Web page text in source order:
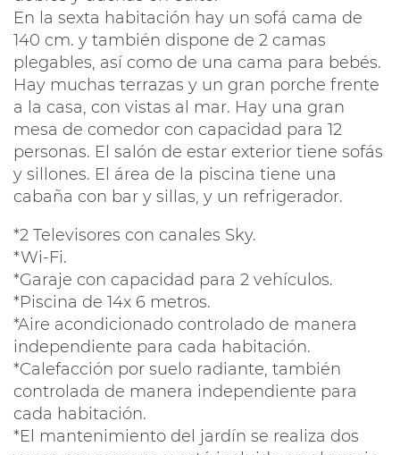
En la sexta habitación hay un sofá cama de
140 cm. y también dispone de 2 camas
plegables, así como de una cama para bebés.
Hay muchas terrazas y un gran porche frente
a la casa, con vistas al mar. Hay una gran
mesa de comedor con capacidad para 12
personas. El salón de estar exterior tiene sofás
y sillones. El área de la piscina tiene una
cabaña con bar y sillas, y un refrigerador.
*2 Televisores con canales Sky.
*Wi-Fi.
*Garaje con capacidad para 2 vehículos.
*Piscina de 14x 6 metros.
*Aire acondicionado controlado de manera
independiente para cada habitación.
*Calefacción por suelo radiante, también
controlada de manera independiente para
cada habitación.
*El mantenimiento del jardín se realiza dos